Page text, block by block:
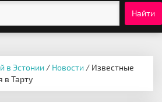
Найти
в Эстонии / Новости / Известные
в Тарту